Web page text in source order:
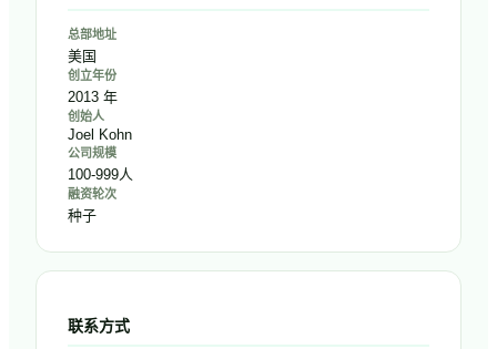
总部地址
美国
创立年份
2013 年
创始人
Joel Kohn
公司规模
100-999人
融资轮次
种子
联系方式